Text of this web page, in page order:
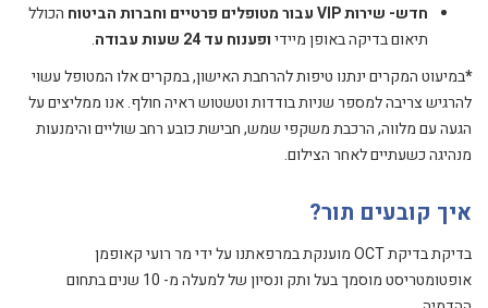
חדש- שירות VIP עבור מטופלים פרטיים וחברות הביטוח
הכולל
תיאום בדיקה באופן מיידיופענוח עד 24 שעות עבודה
.
*במיעוט המקרים ינתנו טיפות להרחבת האישון, במקרים אלו המטופל עשוי
להרגיש צריבה למספר שניות בודדות וטשטוש ראיה חולף. אנו ממליצים על
הגעה עם מלווה, הרכבת משקפי שמש, חבישת כובע רחב שוליים והימנעות
מנהיגה כשעתיים לאחר הצילום.
איך קובעים תור?
בדיקת בדיקת OCT מוענקת במרפאתנו על ידי מר רועי קאופמן
אופטומטריסט מוסמך בעל ותק ונסיון של למעלה מ- 10 שנים בתחום